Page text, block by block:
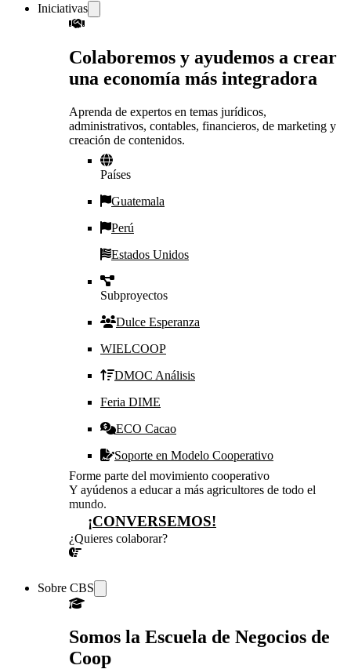
Iniciativas
Colaboremos y ayudemos a crear
una economía más integradora
Aprenda de expertos en temas jurídicos,
administrativos, contables, financieros, de marketing y
creación de contenidos.
Países
Guatemala
Perú
Estados Unidos
Subproyectos
Dulce Esperanza
WIELCOOP
DMOC Análisis
Feria DIME
ECO Cacao
Soporte en Modelo Cooperativo
Forme parte del movimiento cooperativo
Y ayúdenos a educar a más agricultores de todo el
mundo.
¡CONVERSEMOS!
¿Quieres colaborar?
Sobre CBS
Somos la Escuela de Negocios de
Coop